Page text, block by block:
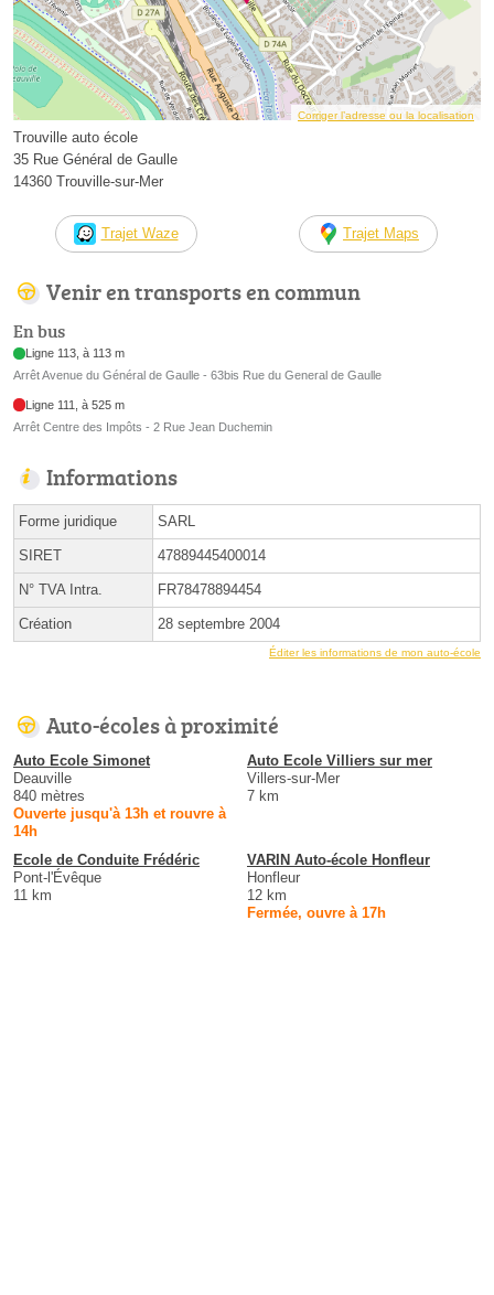
Corriger l’adresse ou la localisation
Trouville auto école
35 Rue Général de Gaulle
14360 Trouville-sur-Mer
Trajet Waze Trajet Maps
Venir en transports en commun
En bus
Ligne 113, à 113 m
Arrêt Avenue du Général de Gaulle - 63bis Rue du General de Gaulle
Ligne 111, à 525 m
Arrêt Centre des Impôts - 2 Rue Jean Duchemin
Informations
Forme juridique SARL
SIRET 47889445400014
N° TVA Intra. FR78478894454
Création 28 septembre 2004
Éditer les informations de mon auto-école
Auto-écoles à proximité
Auto Ecole Simonet
Deauville
840 mètres
Ouverte jusqu'à 13h et rouvre à
14h
Auto Ecole Villiers sur mer
Villers-sur-Mer
7 km
Ecole de Conduite Frédéric
Pont-l'Évêque
11 km
VARIN Auto-école Honfleur
Honfleur
12 km
Fermée, ouvre à 17h